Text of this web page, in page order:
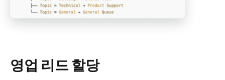
영업 리드 할당